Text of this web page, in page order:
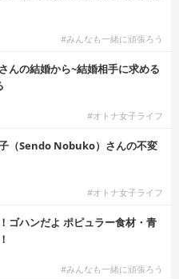
#みんなも一緒に頑張ろう
んの結婚から~結婚相手に求める
#オトナ女子ライフ
子（Sendo Nobuko）さんの不変
#オトナ女子ライフ
ゴハンだよ ポピュラー食材・青
#みんなも一緒に頑張ろう